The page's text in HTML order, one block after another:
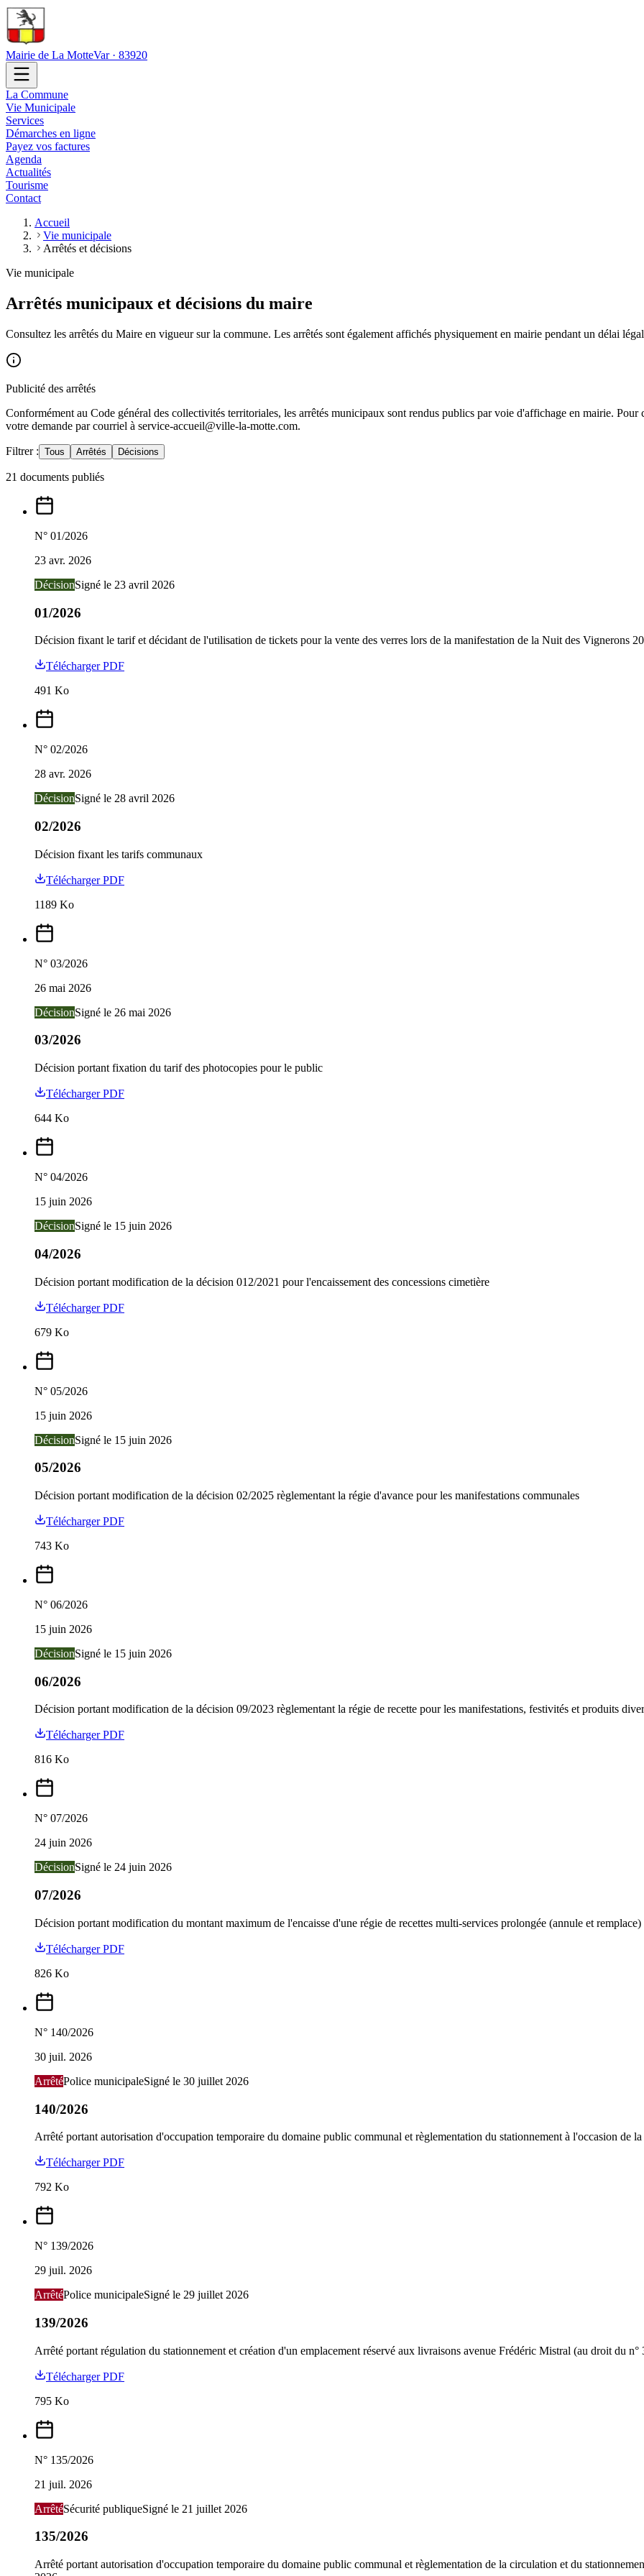
Mairie de La MotteVar · 83920
La Commune
Vie Municipale
Services
Démarches en ligne
Payez vos factures
Agenda
Actualités
Tourisme
Contact
Accueil
Vie municipale
Arrêtés et décisions
Vie municipale
Arrêtés municipaux et décisions du maire
Consultez les arrêtés du Maire en vigueur sur la commune. Les arrêtés sont également affichés physiquement en mairie pendant un délai
Publicité des arrêtés
Conformément au Code général des collectivités territoriales, les arrêtés municipaux sont rendus publics par voie d'affichage en mairie.
votre demande par courriel à service-accueil@ville-la-motte.com.
Filtrer : Tous Arrêtés Décisions
21 documents publiés
N° 01/2026
23 avr. 2026
DécisionSigné le 23 avril 2026
01/2026
Décision fixant le tarif et décidant de l'utilisation de tickets pour la vente des verres lors de la manifestation de la Nuit des Vignerons
Télécharger PDF
491 Ko
N° 02/2026
28 avr. 2026
DécisionSigné le 28 avril 2026
02/2026
Décision fixant les tarifs communaux
Télécharger PDF
1189 Ko
N° 03/2026
26 mai 2026
DécisionSigné le 26 mai 2026
03/2026
Décision portant fixation du tarif des photocopies pour le public
Télécharger PDF
644 Ko
N° 04/2026
15 juin 2026
DécisionSigné le 15 juin 2026
04/2026
Décision portant modification de la décision 012/2021 pour l'encaissement des concessions cimetière
Télécharger PDF
679 Ko
N° 05/2026
15 juin 2026
DécisionSigné le 15 juin 2026
05/2026
Décision portant modification de la décision 02/2025 règlementant la régie d'avance pour les manifestations communales
Télécharger PDF
743 Ko
N° 06/2026
15 juin 2026
DécisionSigné le 15 juin 2026
06/2026
Décision portant modification de la décision 09/2023 règlementant la régie de recette pour les manifestations, festivités et produits
Télécharger PDF
816 Ko
N° 07/2026
24 juin 2026
DécisionSigné le 24 juin 2026
07/2026
Décision portant modification du montant maximum de l'encaisse d'une régie de recettes multi-services prolongée (annule et remplace)
Télécharger PDF
826 Ko
N° 140/2026
30 juil. 2026
ArrêtéPolice municipaleSigné le 30 juillet 2026
140/2026
Arrêté portant autorisation d'occupation temporaire du domaine public communal et règlementation du stationnement à l'occasion de
Télécharger PDF
792 Ko
N° 139/2026
29 juil. 2026
ArrêtéPolice municipaleSigné le 29 juillet 2026
139/2026
Arrêté portant régulation du stationnement et création d'un emplacement réservé aux livraisons avenue Frédéric Mistral (au droit du n°
Télécharger PDF
795 Ko
N° 135/2026
21 juil. 2026
ArrêtéSécurité publiqueSigné le 21 juillet 2026
135/2026
Arrêté portant autorisation d'occupation temporaire du domaine public communal et règlementation de la circulation et du